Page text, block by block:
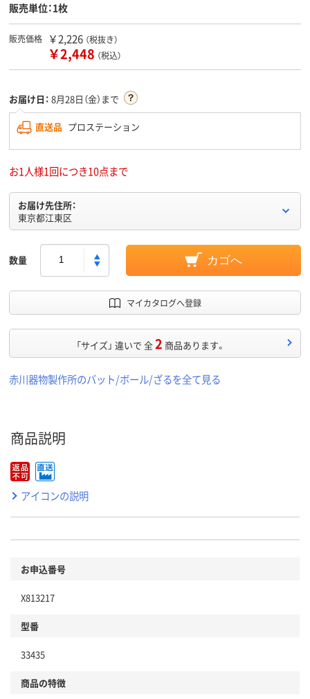
販売単位：1枚
販売価格 ￥2,226 （税抜き）
￥2,448 （税込）
お届け日： 8月28日（金）まで
直送品 プロステーション
お1人様1回につき10点まで
お届け先住所：
東京都江東区
数量 カゴへ
マイカタログへ登録
「サイズ」 違いで 全2 商品あります。
赤川器物製作所のバット/ボール/ざるを全て見る
商品説明
アイコンの説明
お申込番号
X813217
型番
33435
商品の特徴